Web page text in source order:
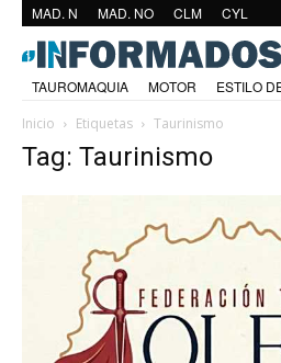
MAD. N MAD. NO CLM CYL
TAUROMAQUIA MOTOR
ESTILO
Inicio
Etiquetas Taurinismo
Tag: Taurinismo